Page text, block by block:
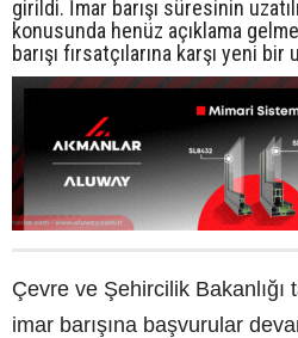
girildi. İmar barışı süresinin
konusunda henüz açıklama
barışı fırsatçılarına karşı yeni bir
Çevre ve Şehircilik Bakanlığı
imar barışına başvurular